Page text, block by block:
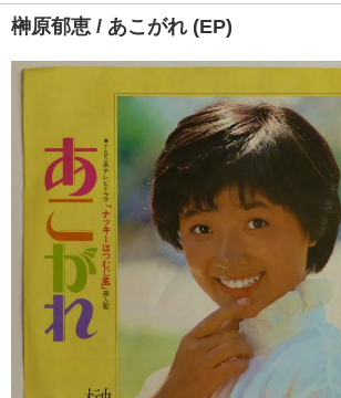
榊原郁恵 / あこがれ (EP)